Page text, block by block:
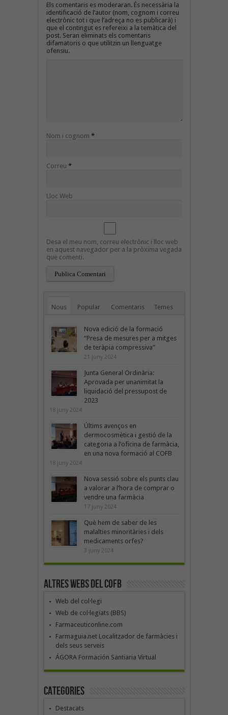
Els comentaris es moderaran. És necessària la
identificació de l’autor (nom, cognom i correu
electrònic tot i que l’adreça no es publicarà) i
que el contingut es refereixi a la temàtica del
post. Seran eliminats els comentaris
difamatoris o que utilitzin un llenguatge
ofensiu.
Nom i cognom *
Correu *
Lloc Web
Desa el meu nom, correu electrònic i lloc web
en aquest navegador per a la pròxima vegada
que comenti.
Nous Popular Comentaris Temes
Nova edició de la formació
“Presa de mesures per a mitges
de teràpia compressiva”
21 juny 2024
Junta General Ordinària:
Aprovada per unanimitat la
liquidació del pressupost de
2023
18 juny 2024
Últims avenços en
dermocosmètica i gestió de la
categoria a l’oficina de farmàcia,
en una nova formació al COFB
18 juny 2024
Nova sessió sobre els punts clau
a valorar a l’hora de comprar o
vendre una farmàcia
17 juny 2024
Què hem de saber de les
malalties minoritàries i dels
medicaments orfes?
3 juny 2024
Altres webs del COFB
Web del col·legi
Web de col·legiats (BBS)
Farmaceuticonline.com
Farmaguia.net Localitzador de farmàcies i
dels seus serveis
ÁGORA Formación Santiaria Virtual
Categories
Destacats